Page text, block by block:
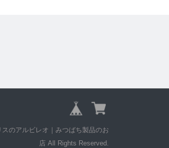
のアルビレオ｜みつばち製品のお
店 All Rights Reserved.